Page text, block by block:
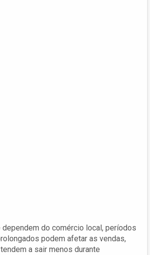
dependem do comércio local, períodos
podem afetar as vendas,
a sair menos durante